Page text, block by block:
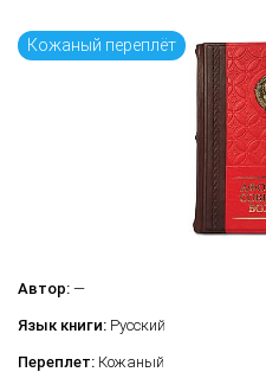
Кожаный переплёт
Автор: —
Язык книги: Русский
Переплет: Кожаный